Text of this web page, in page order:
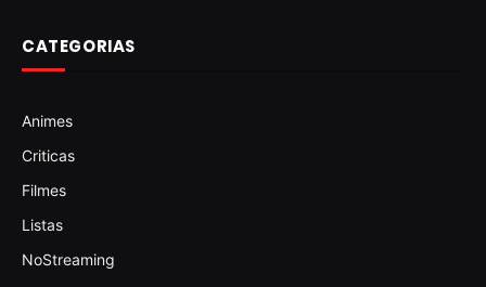
CATEGORIAS
Animes
Criticas
Filmes
Listas
NoStreaming